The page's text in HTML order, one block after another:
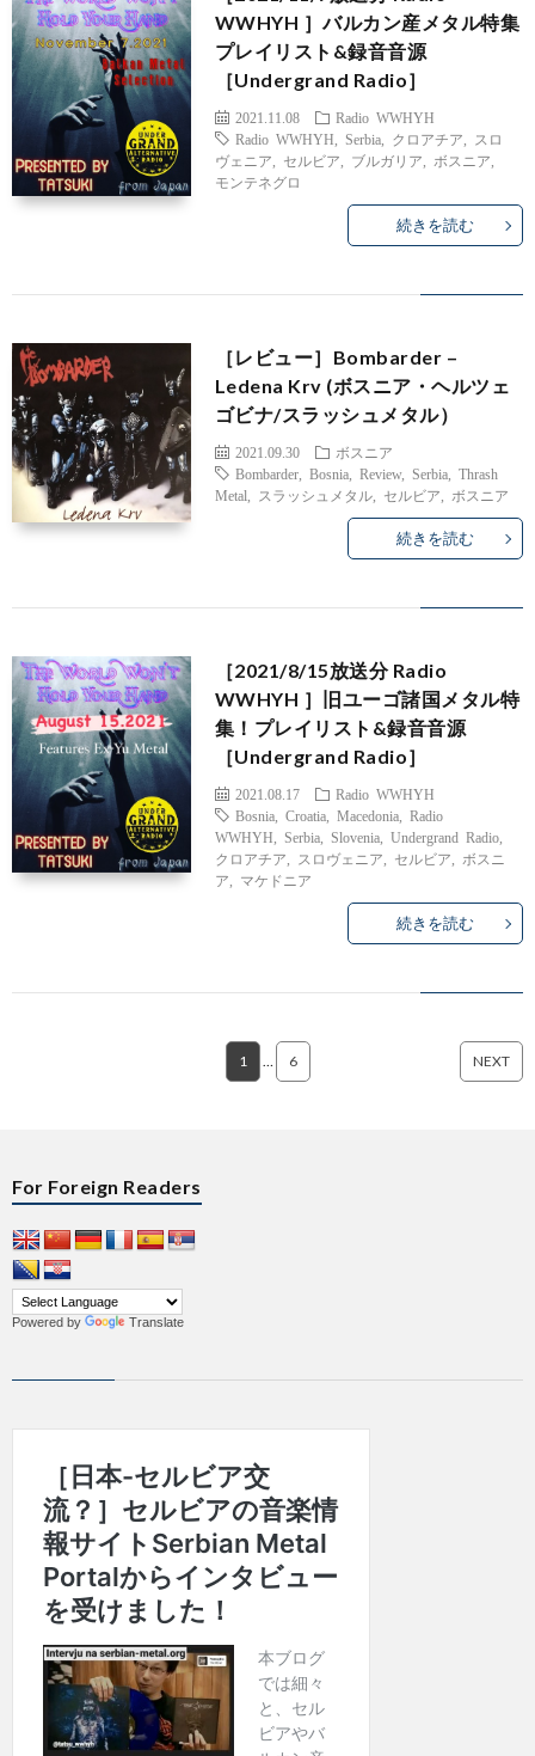
WWHYH ］バルカン産メタル特集
プレイリスト&録音音源
［Undergrand Radio］
2021.11.08
Radio WWHYH
Radio WWHYH
Serbia, クロアチア
スロ
ヴェニア
セルビア ブルガリア ボスニア
モンテネグロ
続きを読む
［レビュー］Bombarder –
Ledena Krv (ボスニア・ヘルツェ
ゴビナ/スラッシュメタル）
2021.09.30
ボスニア
Bombarder, Bosnia, Review, Serbia, Thrash
Metal
スラッシュメタル, セルビア ボスニア
続きを読む
［2021/8/15放送分 Radio
WWHYH ］旧ユーゴ諸国メタル特
集！プレイリスト&録音音源
［Undergrand Radio］
2021.08.17
Radio WWHYH
Bosnia, Croatia, Macedonia, Radio
WWHYH
Serbia, Slovenia, Undergrand Radio,
クロアチア
スロヴェニア セルビア
ボスニ
ア
マケドニア
続きを読む
1 … 6 NEXT
For Foreign Readers
Powered by Translate